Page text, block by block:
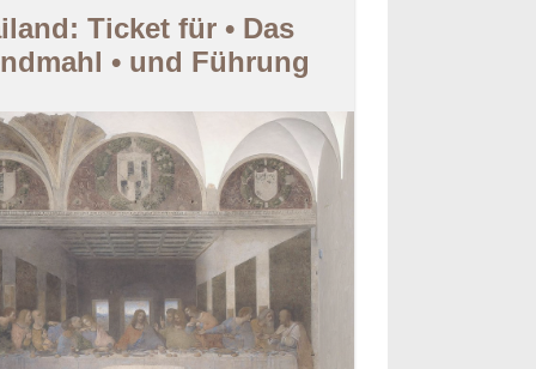
Ticket für • Das
• und Führung